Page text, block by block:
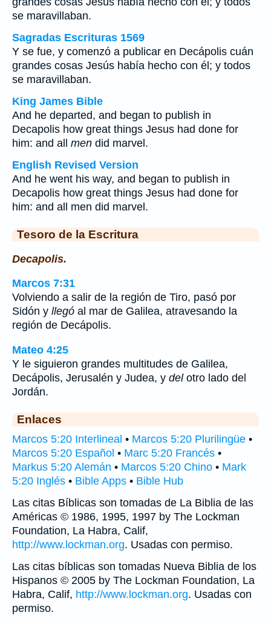
se maravillaban.
Sagradas Escrituras 1569
Y se fue, y comenzó a publicar en Decápolis cuán
grandes cosas Jesús había hecho con él; y todos
se maravillaban.
King James Bible
And he departed, and began to publish in
Decapolis how great things Jesus had done for
him: and all men did marvel.
English Revised Version
And he went his way, and began to publish in
Decapolis how great things Jesus had done for
him: and all men did marvel.
Tesoro de la Escritura
Decapolis.
Marcos 7:31
Volviendo a salir de la región de Tiro, pasó por
Sidón y llegó al mar de Galilea, atravesando la
región de Decápolis.
Mateo 4:25
Y le siguieron grandes multitudes de Galilea,
Decápolis, Jerusalén y Judea, y delotro lado del
Jordán.
Enlaces
Marcos 5:20 Interlineal • Marcos 5:20 Plurilingüe •
Marcos 5:20 Español • Marc 5:20 Francés •
Markus 5:20 Alemán • Marcos 5:20 Chino • Mark
5:20 Inglés • Bible Apps • Bible Hub
Las citas Bíblicas son tomadas de La Biblia de las
Américas © 1986, 1995, 1997 by The Lockman
Foundation, La Habra, Calif,
http://www.lockman.org. Usadas con permiso.
Las citas bíblicas son tomadas Nueva Biblia de los
Hispanos © 2005 by The Lockman Foundation, La
Habra, Calif, http://www.lockman.org. Usadas con
permiso.